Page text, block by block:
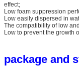
effect;
Low foam suppression
Low easily dispersed in
The compatibility of low
Low to prevent the growth
package and